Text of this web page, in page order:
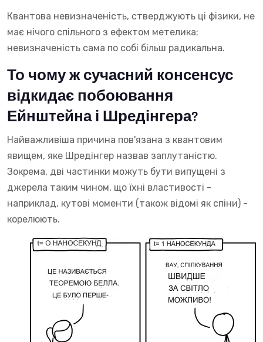
Квантова невизначеність, стверджують ці фізики, не
має нічого спільного з ефектом метелика:
невизначеність сама по собі більш радикальна.
То чому ж сучасний консенсус
відкидає побоювання
Ейнштейна і Шредінгера?
Найважливіша причина пов'язана з квантовим
явищем, яке Шредінгер назвав заплутаністю.
Зокрема, дві частинки можуть бути випущені з
джерела таким чином, що їхні властивості -
наприклад, кутові моменти (також відомі як спіни) -
корелюють.